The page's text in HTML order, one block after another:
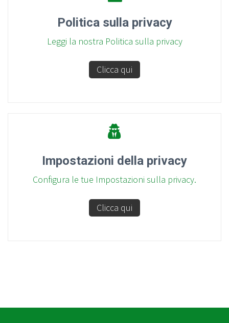
Politica sulla privacy
Leggi la nostra Politica sulla privacy
Clicca qui
Impostazioni della privacy
Configura le tue Impostazioni sulla privacy.
Clicca qui